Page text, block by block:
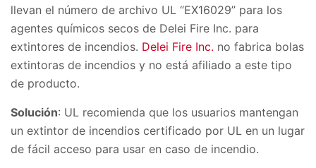
llevan el número de archivo UL “EX16029” para los
agentes químicos secos de Delei Fire Inc. para
extintores de incendios. Delei Fire Inc. no fabrica bolas
extintoras de incendios y no está afiliado a este tipo
de producto.
Solución: UL recomienda que los usuarios mantengan
un extintor de incendios certificado por UL en un lugar
de fácil acceso para usar en caso de incendio.